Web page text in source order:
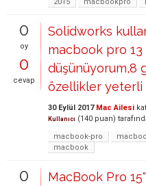
0
oy
0
cevap
Solidworks
macbook pro 13
düşünüyorum,8
özellikler yeterli
30 Eylül 2017 Mac Ailesi
Kullanıcı (140 puan)
macbook-pro
macbook
0
MacBook Pro